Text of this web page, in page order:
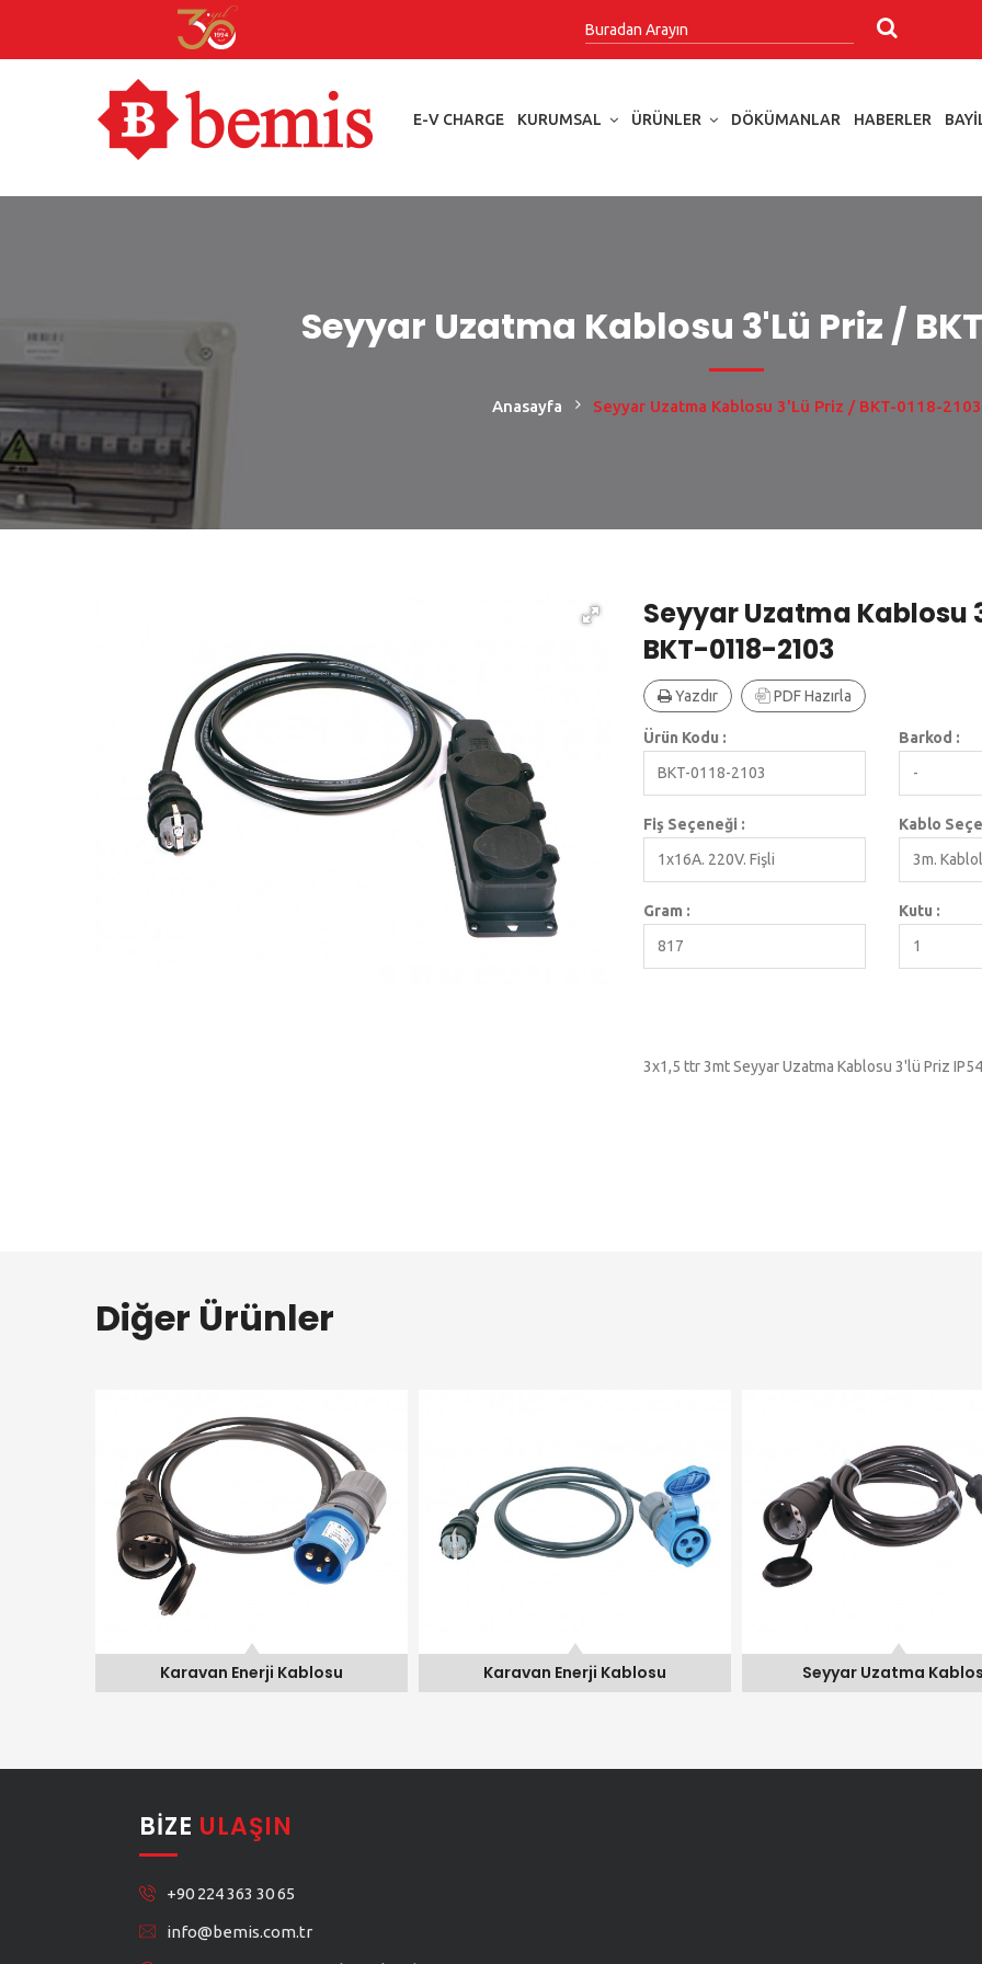
E-V CHARGE KURUMSAL ÜRÜNLER DÖKÜMANLAR HABERLER
Seyyar Uzatma Kablosu 3'lü Priz /
Anasayfa Seyyar Uzatma Kablosu 3'lü Priz / BKT-0118-2103
Seyyar Uzatma Kablosu
BKT-0118-2103
Yazdır PDF Hazırla
Ürün Kodu :
BKT-0118-2103
Barkod :
-
Fiş Seçeneği :
1x16A. 220V. Fişli
Kablo
3m.
Gram :
817
Kutu :
1
3x1,5 ttr 3mt Seyyar Uzatma Kablosu 3'lü Priz IP54
Diğer Ürünler
Karavan Enerji Kablosu Seyyar Uzatma Kablosu Seyyar Uzatma
BIZE ULAŞIN
+90 224 363 30 65
info@bemis.com.tr